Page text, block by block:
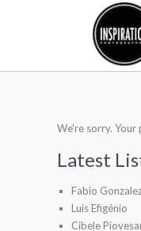
We're sorry. Your
Latest
Fabio
Luis Efigénio
Cibele